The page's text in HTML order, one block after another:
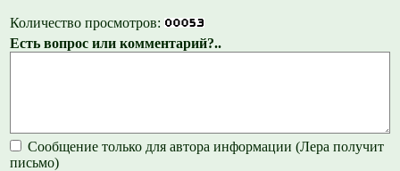
Количество просмотров:
Есть вопрос или комментарий?..
Сообщение только для автора информации (Лера получит
письмо)